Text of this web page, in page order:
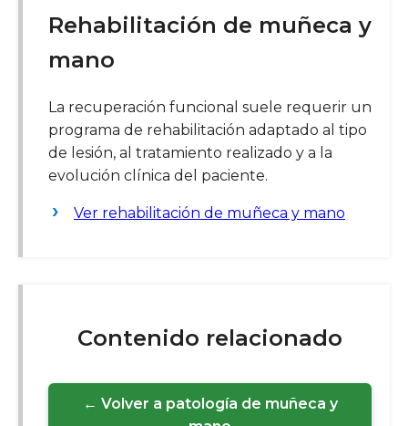
Rehabilitación de muñeca y
mano
La recuperación funcional suele requerir un
programa de rehabilitación adaptado al tipo
de lesión, al tratamiento realizado y a la
evolución clínica del paciente.
Ver rehabilitación de muñeca y mano
Contenido relacionado
← Volver a patología de muñeca y